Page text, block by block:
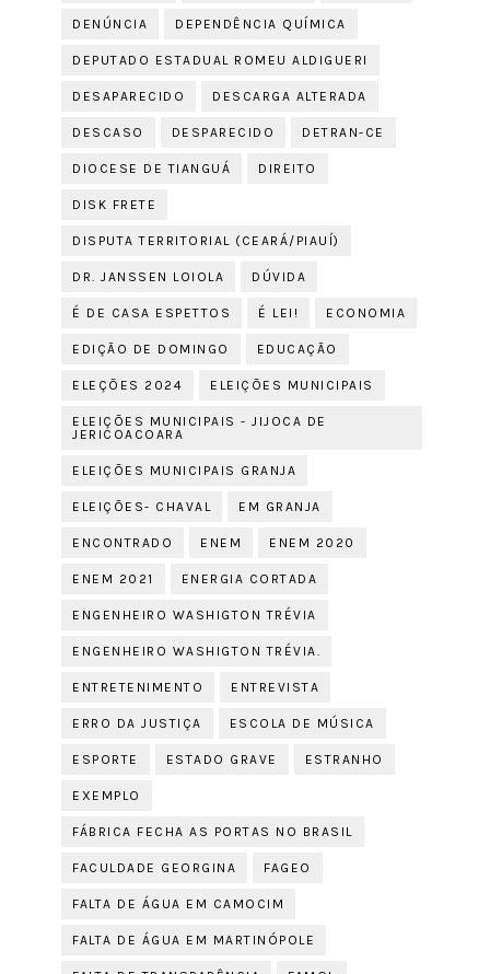
DENÚNCIA DEPENDÊNCIA QUÍMICA
DEPUTADO ESTADUAL ROMEU ALDIGUERI
DESAPARECIDO DESCARGA ALTERADA
DESCASO DESPARECIDO DETRAN-CE
DIOCESE DE TIANGUÁ DIREITO
DISK FRETE
DISPUTA TERRITORIAL (CEARÁ/PIAUÍ)
DR. JANSSEN LOIOLA DÚVIDA
É DE CASA ESPETTOS É LEI! ECONOMIA
EDIÇÃO DE DOMINGO EDUCAÇÃO
ELEÇÕES 2024 ELEIÇÕES MUNICIPAIS
ELEIÇÕES MUNICIPAIS - JIJOCA DE
JERICOACOARA
ELEIÇÕES MUNICIPAIS GRANJA
ELEIÇÕES- CHAVAL EM GRANJA
ENCONTRADO ENEM ENEM 2020
ENEM 2021 ENERGIA CORTADA
ENGENHEIRO WASHIGTON TRÉVIA
ENGENHEIRO WASHIGTON TRÉVIA.
ENTRETENIMENTO ENTREVISTA
ERRO DA JUSTIÇA ESCOLA DE MÚSICA
ESPORTE ESTADO GRAVE ESTRANHO
EXEMPLO
FÁBRICA FECHA AS PORTAS NO BRASIL
FACULDADE GEORGINA FAGEO
FALTA DE ÁGUA EM CAMOCIM
FALTA DE ÁGUA EM MARTINÓPOLE